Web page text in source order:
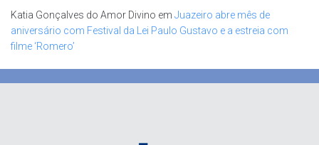
Katia Gonçalves do Amor Divino em Juazeiro abre mês de
aniversário com Festival da Lei Paulo Gustavo e a estreia com
filme ‘Romero’